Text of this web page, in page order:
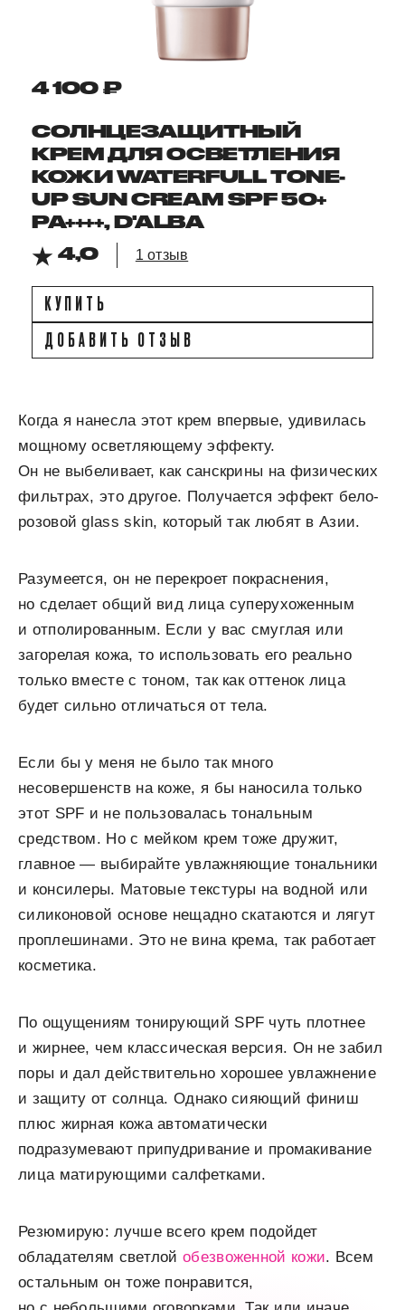
4 100 ₽
СОЛНЦЕЗАЩИТНЫЙ
КРЕМ ДЛЯ ОСВЕТЛЕНИЯ
КОЖИ WATERFULL TONE-
UP SUN CREAM SPF 50+
PA++++, D'ALBA
4,0
1 отзыв
КУПИТЬ
ДОБАВИТЬ ОТЗЫВ
Когда я нанесла этот крем впервые, удивилась
мощному осветляющему эффекту.
Он не выбеливает, как санскрины на физических
фильтрах, это другое. Получается эффект бело-
розовой glass skin, который так любят в Азии.
Разумеется, он не перекроет покраснения,
но сделает общий вид лица суперухоженным
и отполированным. Если у вас смуглая или
загорелая кожа, то использовать его реально
только вместе с тоном, так как оттенок лица
будет сильно отличаться от тела.
Если бы у меня не было так много
несовершенств на коже, я бы наносила только
этот SPF и не пользовалась тональным
средством. Но с мейком крем тоже дружит,
главное — выбирайте увлажняющие тональники
и консилеры. Матовые текстуры на водной или
силиконовой основе нещадно скатаются и лягут
проплешинами. Это не вина крема, так работает
косметика.
По ощущениям тонирующий SPF чуть плотнее
и жирнее, чем классическая версия. Он не забил
поры и дал действительно хорошее увлажнение
и защиту от солнца. Однако сияющий финиш
плюс жирная кожа автоматически
подразумевают припудривание и промакивание
лица матирующими салфетками.
Резюмирую: лучше всего крем подойдет
обладателям светлойобезвоженной кожи. Всем
остальным он тоже понравится,